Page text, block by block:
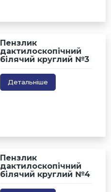
Пензлик
дактилоскопічний
білячий круглий №3
Детальніше
Пензлик
дактилоскопічний
білячий круглий №4